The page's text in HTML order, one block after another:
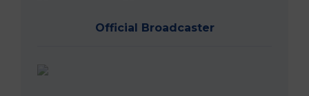
Official Broadcaster